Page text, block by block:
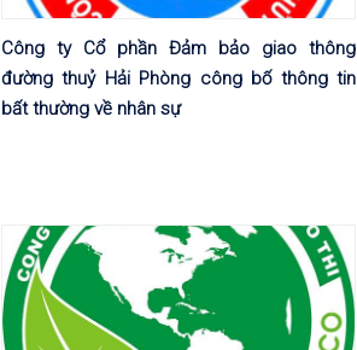
Công ty Cổ phần Đảm bảo giao thông
đường thuỷ Hải Phòng công bố thông tin
bất thường về nhân sự